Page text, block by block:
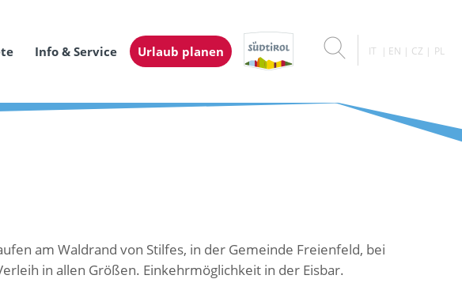
Info & Service Urlaub planen IT EN CZ PL
am Waldrand von Stilfes, in der Gemeinde Freienfeld, bei
in allen Größen. Einkehrmöglichkeit in der Eisbar.